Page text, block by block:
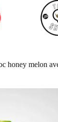
honey melon